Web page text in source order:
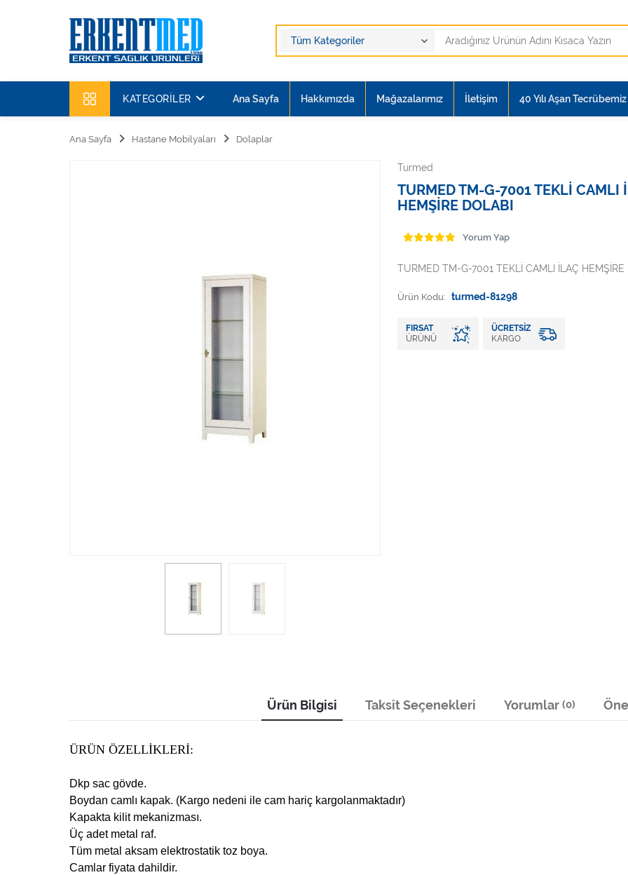
KATEGORILER Ana Sayfa Hakkımızda Mağazalarımız İletişim 40 Yılı Aşan
Ana Sayfa Hastane Mobilyaları Dolaplar
Turmed
TURMED TM-G-7001 TEKLİ CAMLI
HEMŞİRE DOLABI
Yorum Yap
TURMED TM-G-7001 TEKLİ CAMLI İLAÇ HEMŞİRE
Ürün Kodu: turmed-81298
FIRSAT
ÜRÜNÜ
ÜCRETSIZ
KARGO
Ürün Bilgisi Taksit Seçenekleri Yorumlar (0)
ÜRÜN ÖZELLİKLERİ:
Dkp sac gövde.
Boydan camlı kapak. (Kargo nedeni ile cam hariç kargolanmaktadır)
Kapakta kilit mekanizması.
Üç adet metal raf.
Tüm metal aksam elektrostatik toz boya.
Camlar fiyata dahildir.